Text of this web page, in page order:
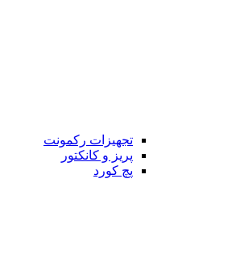
تجهیزات رکمونت
پریز و کانکتور
پچ کورد